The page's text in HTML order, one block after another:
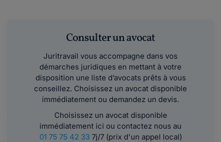
Consulter un avocat
Juritravail vous accompagne dans vos
démarches juridiques en mettant à votre
disposition une liste d’avocats prêts à vous
conseillez. Choisissez un avocat disponible
immédiatement ou demandez un devis.
Choisissez un avocat disponible
immédiatement ici ou contactez nous au
01 75 75 42 337j/7 (prix d'un appel local)